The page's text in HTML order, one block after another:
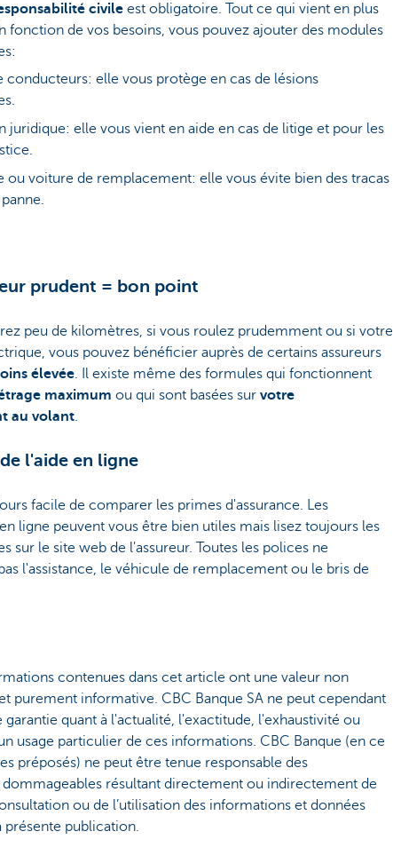
civileest obligatoire. Tout ce qui vient en plus
fonction de vos besoins, vous pouvez ajouter des modules
conducteurs: elle vous protège en cas de lésions
juridique: elle vous vient en aide en cas de litige et pour les
ou voiture de remplacement: elle vous évite bien des tracas
prudent = bon point
peu de kilomètres, si vous roulez prudemment ou si votre
vous pouvez bénéficier auprès de certains assureurs
élevée. Il existe même des formules qui fonctionnent
maximum ou qui sont basées sur votre
au volant.
l'aide en ligne
facile de comparer les primes d'assurance. Les
ligne peuvent vous être bien utiles mais lisez toujours les
sur le site web de l'assureur. Toutes les polices ne
l'assistance, le véhicule de remplacement ou le bris de
contenues dans cet article ont une valeur non
purement informative. CBC Banque SA ne peut cependant
garantie quant à l'actualité, l'exactitude, l'exhaustivité ou
usage particulier de ces informations. CBC Banque (en ce
préposés) ne peut être tenue responsable des
résultant directement ou indirectement de
ou de l’utilisation des informations et données
présente publication.